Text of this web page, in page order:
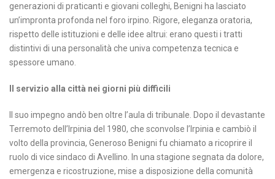
generazioni di praticanti e giovani colleghi, Benigni ha lasciato
un’impronta profonda nel foro irpino. Rigore, eleganza oratoria,
rispetto delle istituzioni e delle idee altrui: erano questi i tratti
distintivi di una personalità che univa competenza tecnica e
spessore umano.
Il servizio alla città nei giorni più difficili
Il suo impegno andò ben oltre l’aula di tribunale. Dopo il devastante
Terremoto dell’Irpinia del 1980, che sconvolse l’Irpinia e cambiò il
volto della provincia, Generoso Benigni fu chiamato a ricoprire il
ruolo di vice sindaco di Avellino. In una stagione segnata da dolore,
emergenza e ricostruzione, mise a disposizione della comunità